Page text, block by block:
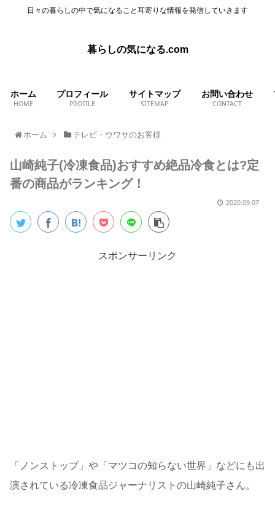
日々の暮らしの中で気になること耳寄りな情報を発信していきます
暮らしの気になる.com
ホーム
HOME
プロフィール
PROFILE
サイトマップ
SITEMAP
お問い合わせ
CONTACT
ホーム テレビ・ウワサのお客様
山崎純子(冷凍食品)おすすめ絶品冷食とは?定
番の商品がランキング！
2020.09.07
スポンサーリンク
「ノンストップ」や「マツコの知らない世界」などにも出
演されている冷凍食品ジャーナリストの山崎純子さん。